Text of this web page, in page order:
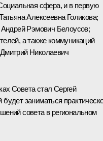
сфера, и в первую
Алексеевна Голикова;
Андрей Рэмович Белоусов;
а также коммуникаций
Николаевич
Совета стал Сергей
заниматься
совета в региональном